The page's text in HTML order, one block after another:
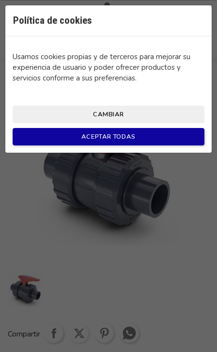
Política de cookies
Usamos cookies propias y de terceros para mejorar su
experiencia de usuario y poder ofrecer productos y
servicios conforme a sus preferencias.
CAMBIAR
ACEPTAR TODAS
Compartir